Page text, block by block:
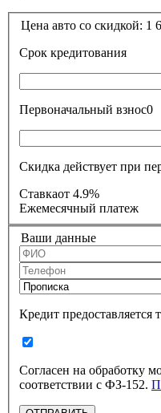
Цена авто со скидкой: 1
Срок кредитования
Первоначальный взнос0
Скидка действует при
Ставкаот 4.9%
Ежемесячный платеж
Ваши данные
Кредит
Согласен на обработку
соответствии с ФЗ-152.